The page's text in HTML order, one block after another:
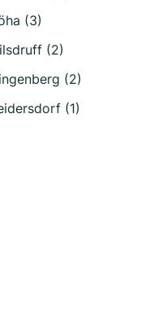
(3)
(2)
(2)
(1)